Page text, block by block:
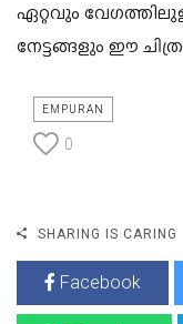
ഏറ്റവും
നേട്ടങ്ങളും ഈ
EMPURAN
0
SHARING IS CARING
Facebook